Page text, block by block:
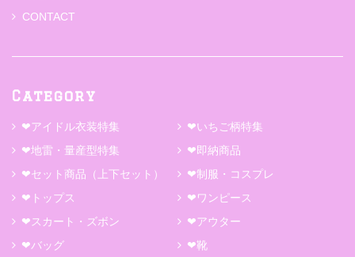
CONTACT
Category
❤アイドル衣装特集
❤いちご柄特集
❤地雷・量産型特集
❤即納商品
❤セット商品（上下セット）
❤制服・コスプレ
❤トップス
❤ワンピース
❤スカート・ズボン
❤アウター
❤バッグ
❤靴